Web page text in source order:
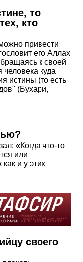
то
кто
привести
его Аллах
к своей
куда
истины (то есть
(Бухари,
«Когда что-то
или
как и у этих
своего